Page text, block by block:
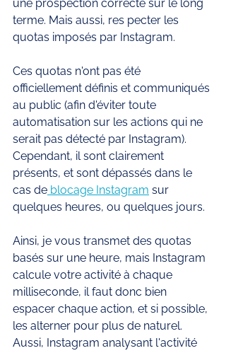
une prospection correcte sur le long
terme. Mais aussi, res pecter les
quotas imposés par Instagram.
Ces quotas n'ont pas été
officiellement définis et communiqués
au public (afin d'éviter toute
automatisation sur les actions qui ne
serait pas détecté par Instagram).
Cependant, il sont clairement
présents, et sont dépassés dans le
cas de blocage Instagram sur
quelques heures, ou quelques jours.
Ainsi, je vous transmet des quotas
basés sur une heure, mais Instagram
calcule votre activité à chaque
milliseconde, il faut donc bien
espacer chaque action, et si possible,
les alterner pour plus de naturel.
Aussi, Instagram analysant l'activité